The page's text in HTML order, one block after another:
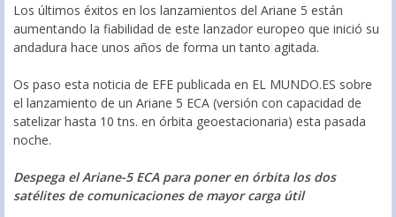
Los últimos éxitos en los lanzamientos del Ariane 5 están
aumentando la fiabilidad de este lanzador europeo que inició su
andadura hace unos años de forma un tanto agitada.
Os paso esta noticia de EFE publicada en EL MUNDO.ES sobre
el lanzamiento de un Ariane 5 ECA (versión con capacidad de
satelizar hasta 10 tns. en órbita geoestacionaria) esta pasada
noche.
Despega el Ariane-5 ECA para poner en órbita los dos
satélites de comunicaciones de mayor carga útil